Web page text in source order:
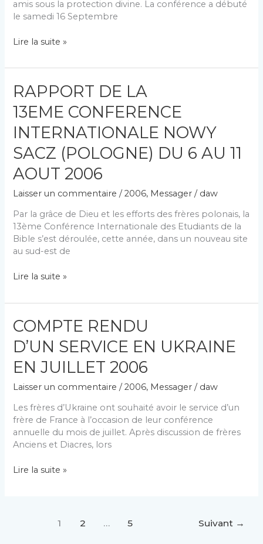
amis sous la protection divine. La conférence a débuté
le samedi 16 Septembre
COMPTE-
LA
FRANCO
ALLEMANDE
FREIBURG
LES
16
17
SEPTEMBRE
Lire la suite »
RAPPORT DE LA
13EME CONFERENCE
INTERNATIONALE NOWY
SACZ (POLOGNE) DU 6 AU 11
AOUT 2006
Laisser un commentaire /2006, Messager / daw
Par la grâce de Dieu et les efforts des frères polo­nais, la
13ème Conférence Internationale des Etudiants de la
Bible s’est déroulée, cette année, dans un nou­veau site
au sud-est de
RAPPORT
LA
INTERNATIONALE
NOWY
SACZ
(POLOGNE)
DU
6
11
AOUT
2006
Lire la suite »
COMPTE RENDU
D’UN SERVICE EN UKRAINE
EN JUILLET 2006
Laisser un commentaire /2006, Messager / daw
Les frères d’Ukraine ont souhaité avoir le service d’un
frère de France à l’occasion de leur conférence
annuelle du mois de juillet. Après discussion de frères
Anciens et Diacres, lors
COMPTE
Lire la suite »
1 2 … 5 Suivant →